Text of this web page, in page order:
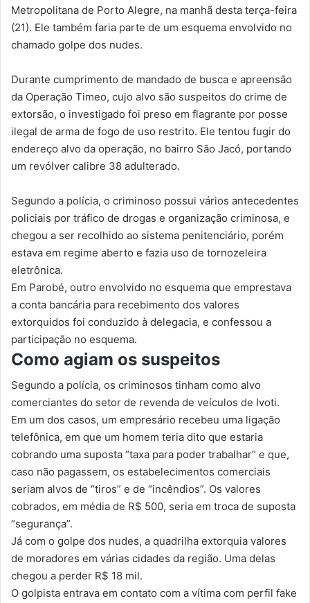
Metropolitana de Porto Alegre, na manhã desta terça-feira
(21). Ele também faria parte de um esquema envolvido no
chamado golpe dos nudes.
Durante cumprimento de mandado de busca e apreensão
da Operação Timeo, cujo alvo são suspeitos do crime de
extorsão, o investigado foi preso em flagrante por posse
ilegal de arma de fogo de uso restrito. Ele tentou fugir do
endereço alvo da operação, no bairro São Jacó, portando
um revólver calibre 38 adulterado.
Segundo a polícia, o criminoso possui vários antecedentes
policiais por tráfico de drogas e organização criminosa, e
chegou a ser recolhido ao sistema penitenciário, porém
estava em regime aberto e fazia uso de tornozeleira
eletrônica.
Em Parobé, outro envolvido no esquema que emprestava
a conta bancária para recebimento dos valores
extorquidos foi conduzido à delegacia, e confessou a
participação no esquema.
Como agiam os suspeitos
Segundo a polícia, os criminosos tinham como alvo
comerciantes do setor de revenda de veículos de Ivoti.
Em um dos casos, um empresário recebeu uma ligação
telefônica, em que um homem teria dito que estaria
cobrando uma suposta “taxa para poder trabalhar” e que,
caso não pagassem, os estabelecimentos comerciais
seriam alvos de “tiros” e de “incêndios”. Os valores
cobrados, em média de R$ 500, seria em troca de suposta
“segurança”.
Já com o golpe dos nudes, a quadrilha extorquia valores
de moradores em várias cidades da região. Uma delas
chegou a perder R$ 18 mil.
O golpista entrava em contato com a vítima com perfil fake